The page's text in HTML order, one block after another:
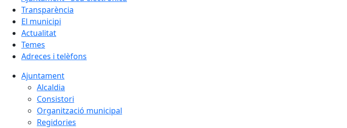
Transparència
El municipi
Actualitat
Temes
Adreces i telèfons
Ajuntament
Alcaldia
Consistori
Organització municipal
Regidories